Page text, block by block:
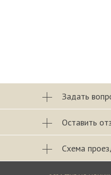
Задать
Оставить
Схема